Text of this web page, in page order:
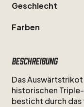
Geschlecht
Farben
Beschreibung
DasAuswärtstrikot
historischen
besticht durch das